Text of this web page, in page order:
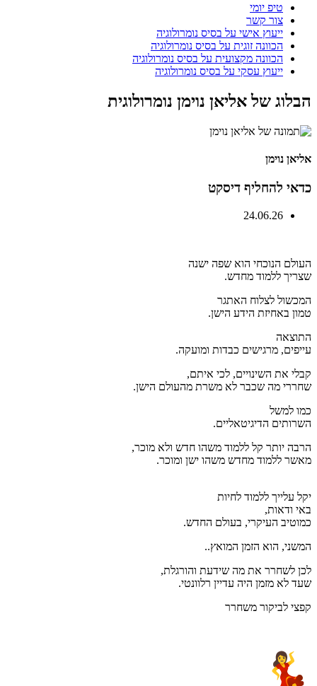
טיפ יומי
צור קשר
ייעוץ אישי על בסיס נומרולוגיה
הכוונה זוגית על בסיס נומרולוגיה
הכוונה מקצועית על בסיס נומרולוגיה
ייעוץ עסקי על בסיס נומרולוגיה
הבלוג של אליאן נוימן נומרולוגית
אליאן נוימן
כדאי להחליף דיסקט
24.06.26
העולם הנוכחי הוא שפה ישנה
שצריך ללמוד מחדש.
המכשול לצלוח האתגר
טמון באחיזת הידע הישן.
התוצאה
עייפים, מרגישים כבדות ומועקה.
קבלי את השינויים, לכי איתם,
שחררי מה שכבר לא משרת מהעולם הישן.
כמו למשל
השרותים הדיגיטאליים.
הרבה יותר קל ללמוד משהו חדש ולא מוכר,
מאשר ללמוד מחדש משהו ישן ומוכר.
יקל עלייך ללמוד לחיות
באי ודאות,
כמוטיב העיקרי, בעולם החדש.
המשני, הוא הזמן המואץ..
לכן לשחרר את מה שידעת והורגלת,
שעד לא מזמן היה עדיין רלוונטי.
קפצי לביקור משחרר